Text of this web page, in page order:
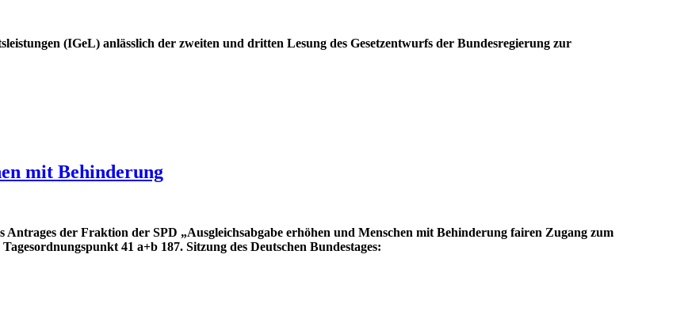
(IGeL) anlässlich der zweiten und dritten Lesung des Gesetzentwurfs der Bundesregierung zur
mit Behinderung
Antrages der Fraktion der SPD „Ausgleichsabgabe erhöhen und Menschen mit Behinderung fairen Zugang zum
41 a+b 187. Sitzung des Deutschen Bundestages: